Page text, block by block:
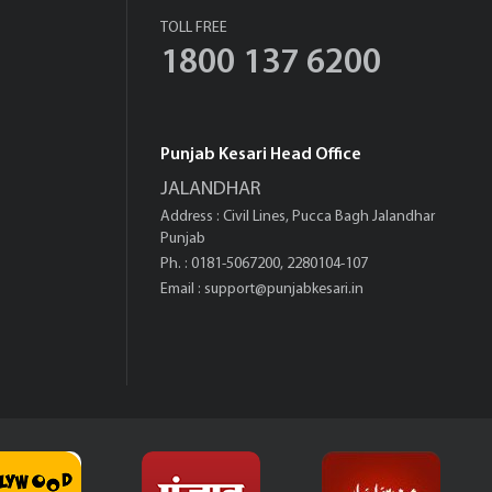
TOLL FREE
1800 137 6200
Punjab Kesari Head Office
JALANDHAR
Address : Civil Lines, Pucca Bagh Jalandhar
Punjab
Ph. : 0181-5067200, 2280104-107
Email : support@punjabkesari.in